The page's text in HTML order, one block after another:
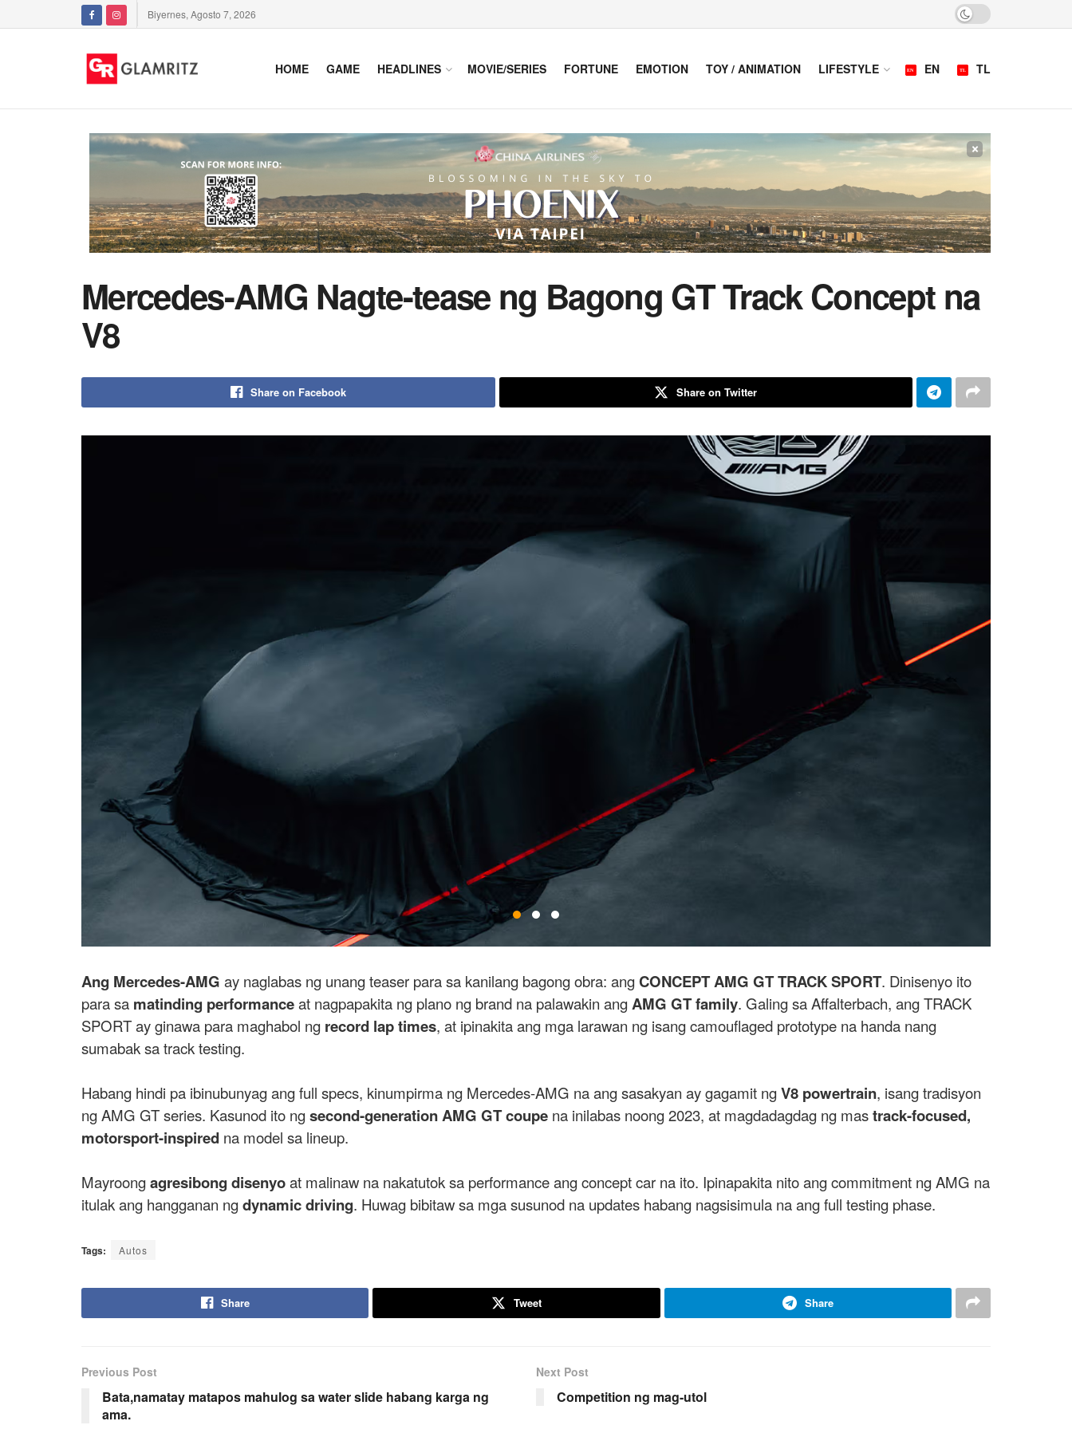
Biyernes, Agosto 7, 2026
HOME GAME HEADLINES MOVIE/SERIES FORTUNE EMOTION TOY / ANIMATION LIFESTYLE EN TL
×
Mercedes-AMG Nagte-tease ng Bagong GT Track Concept na
V8
Share on Facebook Share on Twitter
Ang Mercedes-AMG ay naglabas ng unang teaser para sa kanilang bagong obra: angCONCEPT AMG GT TRACK SPORT. Dinisenyo ito
para sa matinding performanceat nagpapakita ng plano ng brand na palawakin angAMG GT family. Galing sa Affalterbach, ang TRACK
SPORT ay ginawa para maghabol ng record lap times, at ipinakita ang mga larawan ng isang camouflaged prototype na handa nang
sumabak sa track testing.
Habang hindi pa ibinubunyag ang full specs, kinumpirma ng Mercedes-AMG na ang sasakyan ay gagamit ngV8 powertrain, isang tradisyon
ng AMG GT series. Kasunod ito ngsecond-generation AMG GT coupe na inilabas noong 2023, at magdadagdag ng mastrack-focused,
motorsport-inspired na model sa lineup.
Mayroongagresibong disenyoat malinaw na nakatutok sa performance ang concept car na ito. Ipinapakita nito ang commitment ng AMG na
itulak ang hangganan ngdynamic driving. Huwag bibitaw sa mga susunod na updates habang nagsisimula na ang full testing phase.
Tags: Autos
Share Tweet Share
Previous Post
Bata,namatay matapos mahulog sa water slide habang karga ng
ama.
Next Post
Competition ng mag-utol